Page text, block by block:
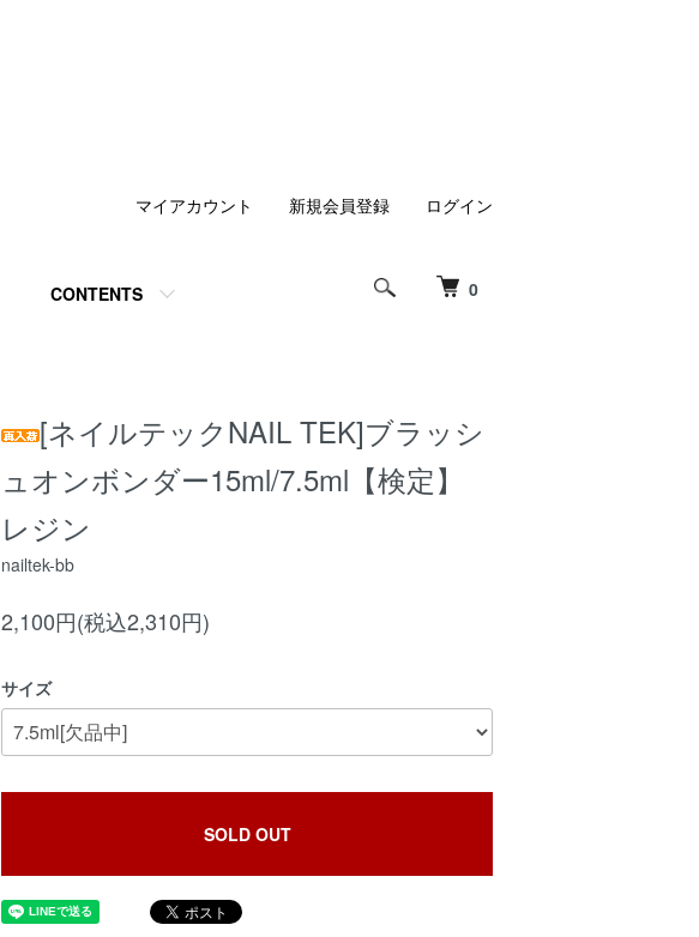
0
CONTENTS
マイアカウント 新規会員登録 ログイン
[ネイルテックNAIL TEK]ブラッシ
ュオンボンダー15ml/7.5ml【検定】
レジン
nailtek-bb
2,100円(税込2,310円)
サイズ
SOLD OUT